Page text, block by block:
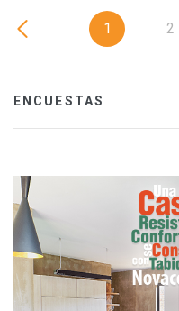
1 2
ENCUESTAS